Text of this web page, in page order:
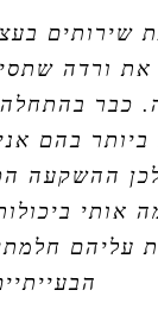
שירותים
את ורדה
כבר בהתחלה
ביותר בהם
ההשקעה
אותי
עליהם